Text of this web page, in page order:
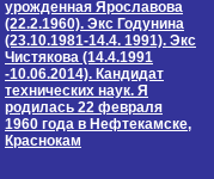
урожденная Ярославова
(22.2.1960). Экс Годунина
(23.10.1981-14.4. 1991). Экс
Чистякова (14.4.1991
-10.06.2014). Кандидат
технических наук. Я
родилась 22 февраля
1960 года в Нефтекамске,
Краснокам